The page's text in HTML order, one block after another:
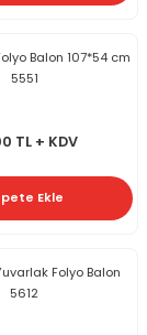
Balon 107*54 cm
5551
TL + KDV
Ekle
Folyo Balon
5612